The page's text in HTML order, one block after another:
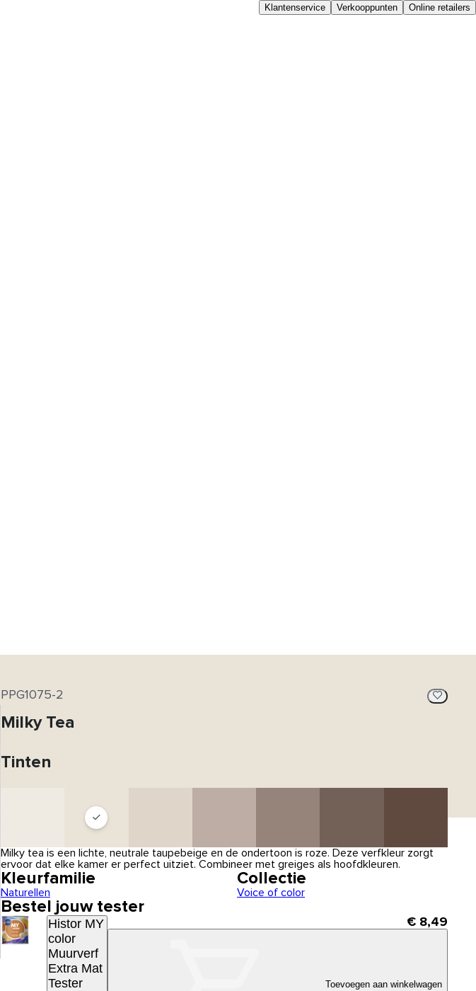
Klantenservice Verkooppunten Online retailers
PPG1075-2
Milky Tea
Tinten
Milky tea is een lichte, neutrale taupebeige en de ondertoon is roze. Deze verfkleur zorgt
ervoor dat elke kamer er perfect uitziet. Combineer met greiges als hoofdkleuren.
Kleurfamilie
Naturellen
Collectie
Voice of color
Bestel jouw tester
Histor MY
color
Muurverf
Extra Mat
Tester
€ 8,49
Toevoegen aan winkelwagen